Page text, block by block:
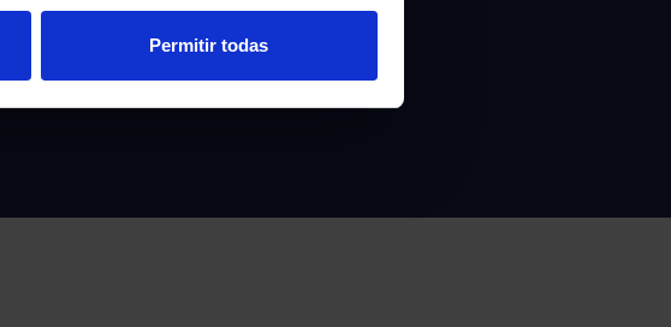
Permitir todas